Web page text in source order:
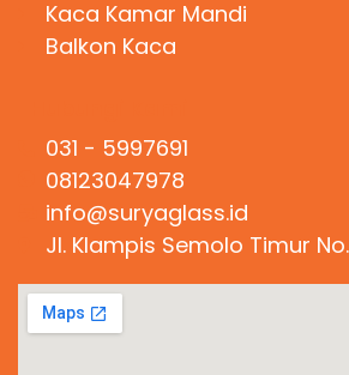
Kaca Kamar Mandi
Balkon Kaca
031 - 5997691
08123047978
info@suryaglass.id
Jl. Klampis Semolo Timur